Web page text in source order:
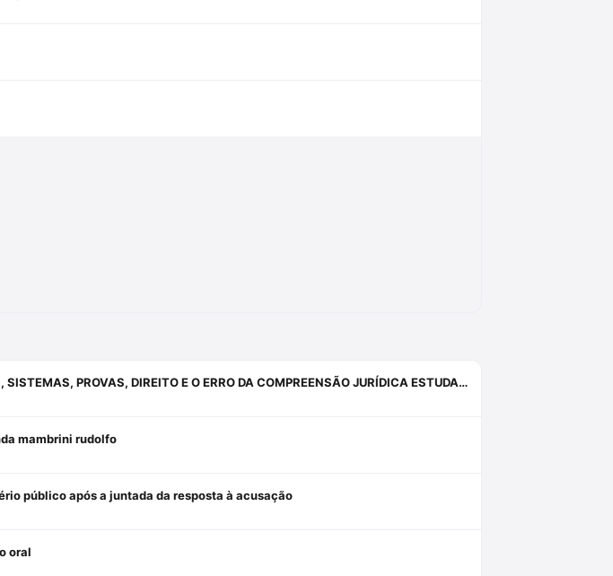
INQUIETAÇÕES, ANGÚSTIAS, SISTEMAS, PROVAS, DIREITO E O ERRO DA COMPREENSÃO JURÍDICA ESTUDANDO APENAS O DIREITO.
mambrini rudolfo
público após a juntada da resposta à acusação
oral